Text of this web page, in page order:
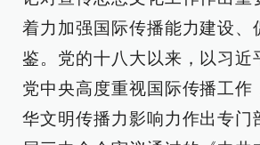
着力加强国际传播能力建设、
鉴。党的十八大以来，以习近
党中央高度重视国际传播工作
华文明传播力影响力作出专门